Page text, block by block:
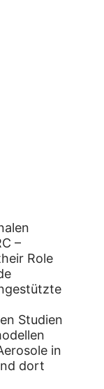
–
Role
Studien
in
dort